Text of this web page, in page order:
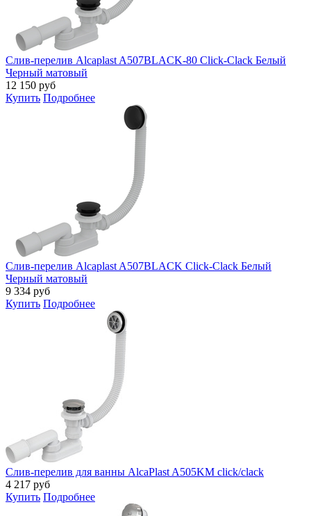
Слив-перелив Alcaplast A507BLACK-80 Click-Clack Белый
Черный матовый
12 150 руб
Купить Подробнее
Слив-перелив Alcaplast A507BLACK Click-Clack Белый
Черный матовый
9 334 руб
Купить Подробнее
Слив-перелив для ванны AlcaPlast A505KM click/clack
4 217 руб
Купить Подробнее